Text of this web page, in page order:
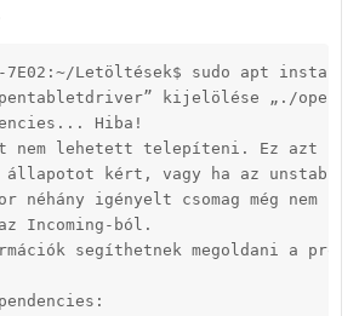
7E02:~/Letöltések$ sudo apt
kijelölése „./
Hiba!
nem lehetett telepíteni. Ez azt
állapotot kért, vagy ha az
néhány igényelt csomag még nem
Incoming-ból.
segíthetnek megoldani a